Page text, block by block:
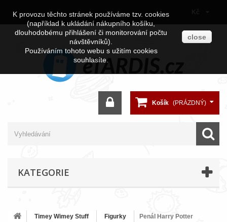
Košík (PRÁZDNÝ)
KATEGORIE
Timey Wimey Stuff Figurky
Penál Harry Potter
K provozu těchto stránek používáme tzv. cookies
(například k ukládání nákupního košíku,
dlouhodobému přihlášení či monitorování počtu
návštěvníků).
Používáním tohoto webu s užitím cookies
souhlasíte.
close